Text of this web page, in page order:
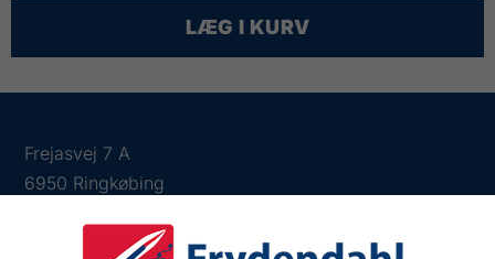
LÆG I KURV
Frejasvej 7 A
6950 Ringkøbing
fiskenet@frydendahl.com